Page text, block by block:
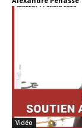
Vidéo